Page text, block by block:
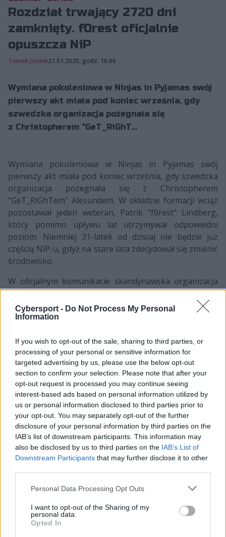
Cybersport - Do Not Process My Personal
Information
If you wish to opt-out of the sale, sharing to third parties, or
processing of your personal or sensitive information for
targeted advertising by us, please use the below opt-out
section to confirm your selection. Please note that after your
opt-out request is processed you may continue seeing
interest-based ads based on personal information utilized by
us or personal information disclosed to third parties prior to
your opt-out. You may separately opt-out of the further
disclosure of your personal information by third parties on the
IAB’s list of downstream participants. This information may
also be disclosed by us to third parties on the IAB’s List of
Downstream Participants that may further disclose it to other
Personal Data Processing Opt Outs
I want to opt-out of the Sharing of my
personal data.
Opted In
Rozdział trwający 2720 dni
zamknięty. f0rest oficjalnie
opuszcza NiP
Tomek Jóźwik21.01.2020, godz. 16:00
Wymiana pokoleniowa w Ninjas in Pyjamas swój
pierwszy akt miała pod koniec września, gdy
szwedzka organizacja pożegnała się
z Christopherem "GeT_RiGhT...
Wymiana pokoleniowa w Ninjas in Pyjamas swój
pierwszy akt miała pod koniec września, gdy szwedzka
organizacja pożegnała się z Christopherem
"GeT_RiGhTem" Alesundem. W składzie formacji wciąż
pozostawał jeden weteran, Patrik "f0rest" Lindberg,
który pomimo upływu lat utrzymywał odpowiedni
poziom. Niemniej 31-latek od dzisiaj nie będzie już
częścią NiP-u, gdyż na stare lata zdecydował się zmienić
środowisko.
W oficjalnym komunikacie skandynawska organizacja
nie doprecyzowała, kto będzie nowym pracodawcą
Linderga, ale najprawdopodobniejdołączy on do
Dignitas, gdzie miałby spotkać się ze swoimi dawnymi
w erze CS:GO, wszak od samych początków gry był
związany z NiP-em, awansując pod tą banderą do
finałów aż pięciu Majorów. Szwed nie miał szczęścia do
najważniejszych spotkań imprez współorganizowanych
przez Valve – tylko raz, podczas ESL One Cologne 2014,
stanął na najwyższym stopniu podium, zgarniając z
kolegami 100 tysięcy dolarów do podziału.
–Patrik jest prawdziwą legendą tej gry z długą listą
osiągnięć. Od wielu lat odgrywał kluczową rolę w
tworzeniu dziedzictwa i marki NiP-u, co ogromnie
szanujemy i nigdy o tym nie zapomnimy. Po tak długim
rzeczą jest pragnienie zmiany otoczenia. Oczywiście
zdecydowaliśmy się uszanować jego prośbę i życzyć
mu wszystkiego najlepszego podczas kolejnej